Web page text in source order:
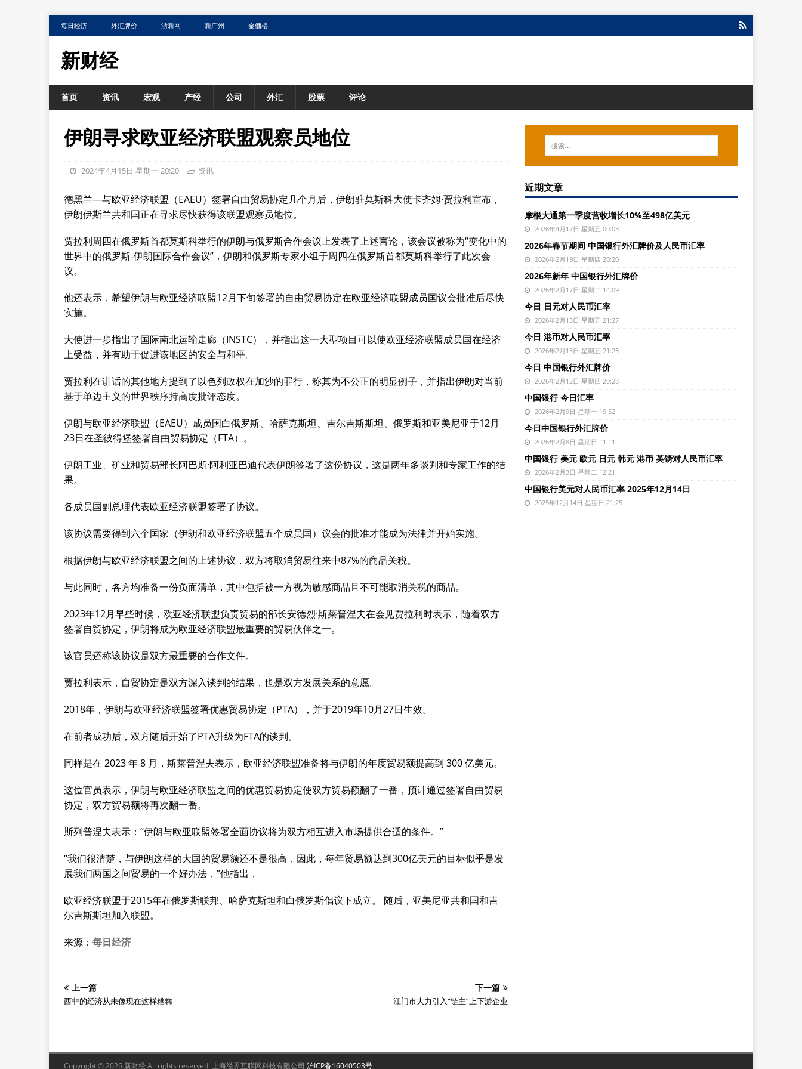
每日经济 外汇牌价 浙新网 新广州 金価格
新财经
首页 资讯 宏观 产经 公司 外汇 股票 评论
伊朗寻求欧亚经济联盟观察员地位
2024年4月15日 星期一 20:20 资讯
德黑兰—与欧亚经济联盟（EAEU）签署自由贸易协定几个月后，伊朗驻莫斯科大使卡齐姆·贾拉利宣布，
伊朗伊斯兰共和国正在寻求尽快获得该联盟观察员地位。
贾拉利周四在俄罗斯首都莫斯科举行的伊朗与俄罗斯合作会议上发表了上述言论，该会议被称为“变化中的
世界中的俄罗斯-伊朗国际合作会议”，伊朗和俄罗斯专家小组于周四在俄罗斯首都莫斯科举行了此次会
议。
他还表示，希望伊朗与欧亚经济联盟12月下旬签署的自由贸易协定在欧亚经济联盟成员国议会批准后尽快
实施。
大使进一步指出了国际南北运输走廊（INSTC），并指出这一大型项目可以使欧亚经济联盟成员国在经济
上受益，并有助于促进该地区的安全与和平。
贾拉利在讲话的其他地方提到了以色列政权在加沙的罪行，称其为不公正的明显例子，并指出伊朗对当前
基于单边主义的世界秩序持高度批评态度。
伊朗与欧亚经济联盟（EAEU）成员国白俄罗斯、哈萨克斯坦、吉尔吉斯斯坦、俄罗斯和亚美尼亚于12月
23日在圣彼得堡签署自由贸易协定（FTA）。
伊朗工业、矿业和贸易部长阿巴斯·阿利亚巴迪代表伊朗签署了这份协议，这是两年多谈判和专家工作的结
果。
各成员国副总理代表欧亚经济联盟签署了协议。
该协议需要得到六个国家（伊朗和欧亚经济联盟五个成员国）议会的批准才能成为法律并开始实施。
根据伊朗与欧亚经济联盟之间的上述协议，双方将取消贸易往来中87%的商品关税。
与此同时，各方均准备一份负面清单，其中包括被一方视为敏感商品且不可能取消关税的商品。
2023年12月早些时候，欧亚经济联盟负责贸易的部长安德烈·斯莱普涅夫在会见贾拉利时表示，随着双方
签署自贸协定，伊朗将成为欧亚经济联盟最重要的贸易伙伴之一。
该官员还称该协议是双方最重要的合作文件。
贾拉利表示，自贸协定是双方深入谈判的结果，也是双方发展关系的意愿。
2018年，伊朗与欧亚经济联盟签署优惠贸易协定（PTA），并于2019年10月27日生效。
在前者成功后，双方随后开始了PTA升级为FTA的谈判。
同样是在 2023 年 8 月，斯莱普涅夫表示，欧亚经济联盟准备将与伊朗的年度贸易额提高到 300 亿美元。
这位官员表示，伊朗与欧亚经济联盟之间的优惠贸易协定使双方贸易额翻了一番，预计通过签署自由贸易
协定，双方贸易额将再次翻一番。
斯列普涅夫表示：“伊朗与欧亚联盟签署全面协议将为双方相互进入市场提供合适的条件。”
“我们很清楚，与伊朗这样的大国的贸易额还不是很高，因此，每年贸易额达到300亿美元的目标似乎是发
展我们两国之间贸易的一个好办法，”他指出，
欧亚经济联盟于2015年在俄罗斯联邦、哈萨克斯坦和白俄罗斯倡议下成立。 随后，亚美尼亚共和国和吉
尔吉斯斯坦加入联盟。
来源： 每日经济
上一篇
西非的经济从未像现在这样糟糕
下一篇
江门市大力引入“链主”上下游企业
近期文章
摩根大通第一季度营收增长10%至498亿美元
2026年4月17日 星期五 00:03
2026年春节期间 中国银行外汇牌价及人民币汇率
2026年2月19日 星期四 20:20
2026年新年 中国银行外汇牌价
2026年2月17日 星期二 14:09
今日 日元对人民币汇率
2026年2月13日 星期五 21:27
今日 港币对人民币汇率
2026年2月13日 星期五 21:23
今日 中国银行外汇牌价
2026年2月12日 星期四 20:28
中国银行 今日汇率
2026年2月9日 星期一 19:52
今日中国银行外汇牌价
2026年2月8日 星期日 11:11
中国银行 美元 欧元 日元 韩元 港币 英镑对人民币汇率
2026年2月3日 星期二 12:21
中国银行美元对人民币汇率 2025年12月14日
2025年12月14日 星期日 21:25
Copyright © 2026 新财经 All rights reserved. 上海经界互联网科技有限公司 沪ICP备16040503号